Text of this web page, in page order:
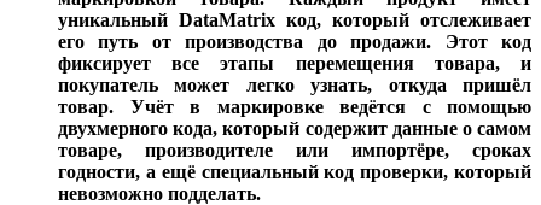
уникальный DataMatrix код, который отслеживает
его путь от производства до продажи. Этот код
фиксирует все этапы перемещения товара, и
покупатель может легко узнать, откуда пришёл
товар. Учёт в маркировке ведётся с помощью
двухмерного кода, который содержит данные о самом
товаре, производителе или импортёре, сроках
годности, а ещё специальный код проверки, который
невозможно подделать.